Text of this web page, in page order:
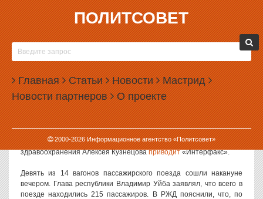
ПОЛИТСОВЕТ
Главная Статьи Новости Мастрид
Новости партнеров О проекте
2000-2026Информационное агентство «Политсовет»
27.06.2024, 09:43
ПРИ СХОДЕ ПАССАЖИРСКОГО ПОЕЗДА С
РЕЛЬСОВ В КОМИ ПОСТРАДАЛИ ДО 40
ЧЕЛОВЕК
В результате схода с рельсов пассажирского поезда в Коми
пострадали до 40 человек, состояние семерых из них
оценивается как тяжелое.
Такие данные со ссылкой на помощника министра
здравоохранения Алексея Кузнецоваприводит«Интерфакс».
Девять из 14 вагонов пассажирского поезда сошли накануне
вечером. Глава республики Владимир Уйба заявлял, что всего в
поезде находились 215 пассажиров. В РЖД пояснили, что, по